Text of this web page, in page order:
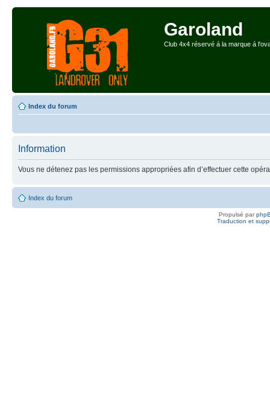
Garoland
Club 4x4 réservé á la marque á
Index du forum
Information
Vous ne détenez pas les permissions appropriées afin d’effectuer cette
Index du forum
Propulsé par
Traduction et